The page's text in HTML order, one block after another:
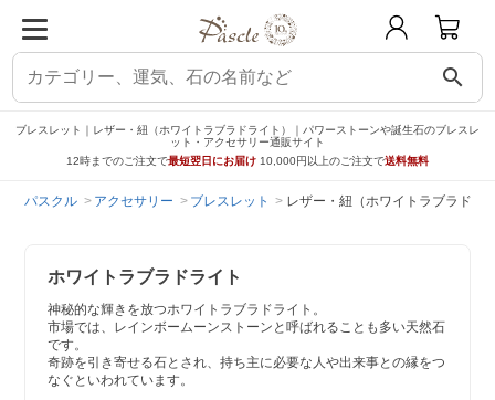
search
ブレスレット｜レザー・紐（ホワイトラブラドライト）｜パワーストーンや誕生石のブレスレ
ット・アクセサリー通販サイト
12時までのご注文で最短翌日にお届け 10,000円以上のご注文で送料無料
パスクル アクセサリー ブレスレット レザー・紐（ホワイトラブラドラ
ホワイトラブラドライト
神秘的な輝きを放つホワイトラブラドライト。
市場では、レインボームーンストーンと呼ばれることも多い天然石
です。
奇跡を引き寄せる石とされ、持ち主に必要な人や出来事との縁をつ
なぐといわれています。